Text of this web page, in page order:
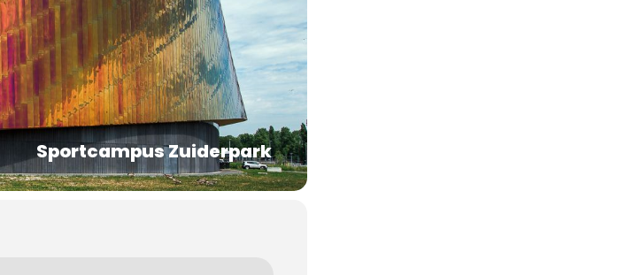
Sportcampus Zuiderpark